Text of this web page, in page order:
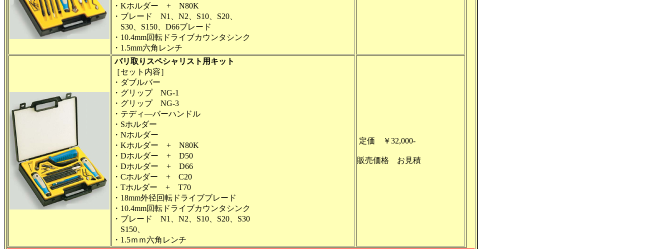
・Kホルダー + N80K
・ブレード N1、N2、S10、S20、
S30、S150、D66ブレード
・10.4mm回転ドライブカウンタシンク
・1.5mm六角レンチ
バリ取りスペシャリスト用キット
［セット内容］
・ダブルバー
・グリップ NG-1
・グリップ NG-3
・テディ―バーハンドル
・Sホルダー
・Nホルダー
・Kホルダー + N80K
・Dホルダー + D50
・Dホルダー + D66
・Cホルダー + C20
・Tホルダー + T70
・18mm外径回転ドライブブレード
・10.4mm回転ドライブカウンタシンク
・ブレード N1、N2、S10、S20、S30
S150、
・1.5ｍｍ六角レンチ
定価 ￥32,000-
販売価格 お見積